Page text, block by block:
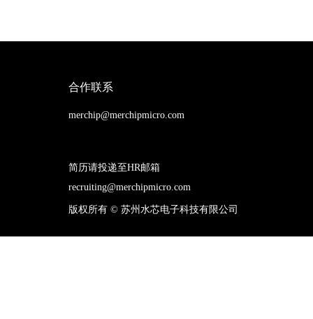
合作联系
merchip@merchipmicro.com
版权所有 © 苏州水芯电子科技有限公司
简历请投递至HR邮箱
recruiting@merchipmicro.com